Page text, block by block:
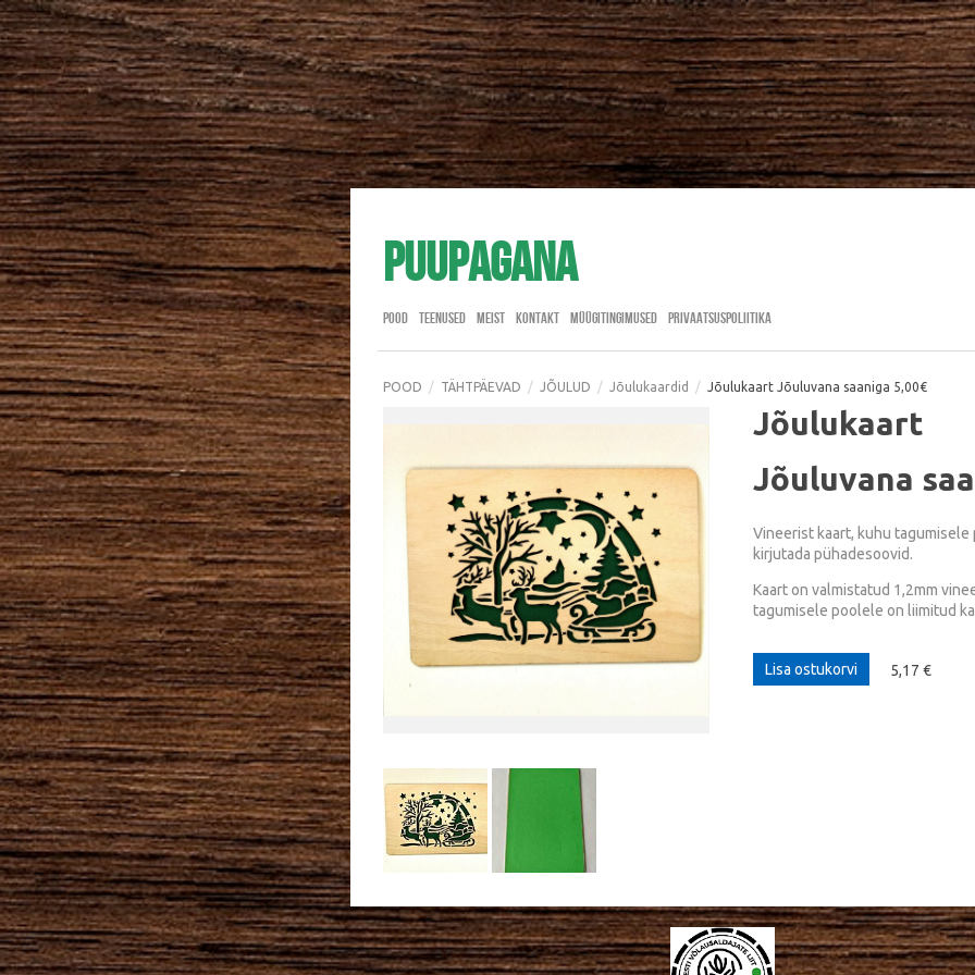
Puupagana
POOD TEENUSED MEIST KONTAKT MÜÜGITINGIMUSED PRIVAATSUSPOLIITIKA
POOD / TÄHTPÄEVAD / JÕULUD / Jõulukaardid / Jõulukaart Jõuluvana saaniga 5,00€
Jõulukaart
Jõuluvana
Vineerist kaart, kuhu
kirjutada pühadesoovid.
Kaart on valmistatud 1,2mm
tagumisele poolele on liimitud
Lisa ostukorvi 5,17 €